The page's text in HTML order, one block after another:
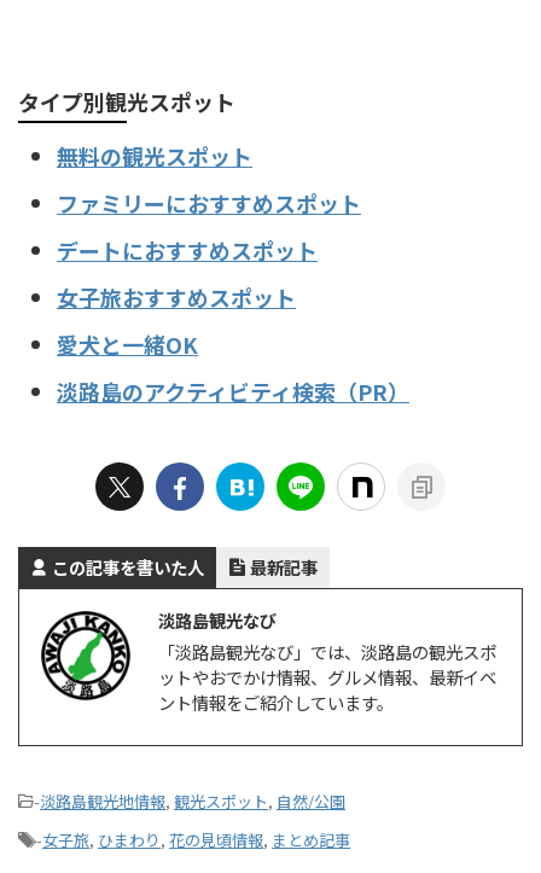
タイプ別観光スポット
無料の観光スポット
ファミリーにおすすめスポット
デートにおすすめスポット
女子旅おすすめスポット
愛犬と一緒OK
淡路島のアクティビティ検索（PR）
この記事を書いた人 最新記事
淡路島観光なび
「淡路島観光なび」では、淡路島の観光スポ
ットやおでかけ情報、グルメ情報、最新イベ
ント情報をご紹介しています。
-淡路島観光地情報, 観光スポット, 自然/公園
-女子旅, ひまわり , 花の見頃情報, まとめ記事